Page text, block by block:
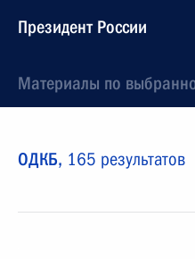
Президент России
Материалы по
ОДКБ, 165 результатов